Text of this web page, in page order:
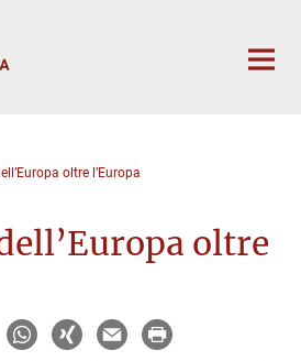
oltre l’Europa
oltre